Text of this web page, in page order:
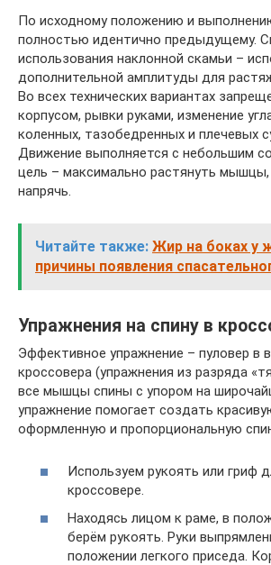
По исходному положению и
полностью идентично предыдущему.
использования наклонной скамьи –
дополнительной амплитуды для
Во всех технических вариантах
корпусом, рывки руками, изменение
коленных, тазобедренных и плечевых
Движение выполняется с небольшим
цель – максимально растянуть мышцы,
напрячь.
Читайте также: Жир на боках у
причины появления
Упражнения на спину в
Эффективное упражнение – пуловер в
кроссовера (упражнения из разряда
все мышцы спины с упором на
упражнение помогает создать
оформленную и пропорциональную
Используем рукоять или гриф
кроссовере.
Находясь лицом к раме, в
берём рукоять. Руки
положении легкого приседа.